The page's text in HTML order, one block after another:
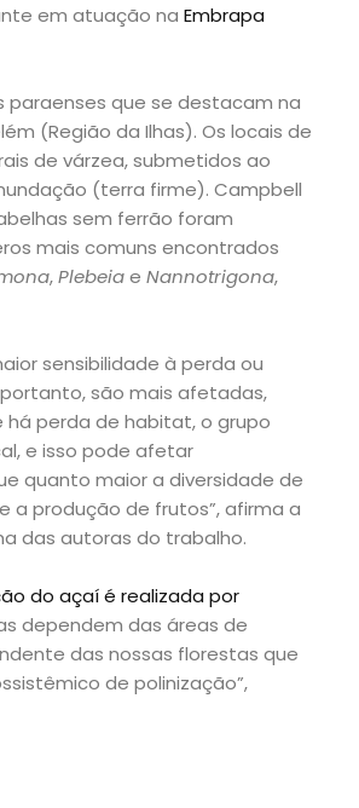
em atuação na Embrapa
paraenses que se destacam na
(Região da Ilhas). Os locais de
de várzea, submetidos ao
(terra firme). Campbell
sem ferrão foram
mais comuns encontrados
,Plebeiae Nannotrigona,
sensibilidade à perda ou
são mais afetadas,
perda de habitat, o grupo
e isso pode afetar
quanto maior a diversidade de
a produção de frutos”, afirma a
das autoras do trabalho.
do açaí é realizada por
dependem das áreas de
das nossas florestas que
de polinização”,